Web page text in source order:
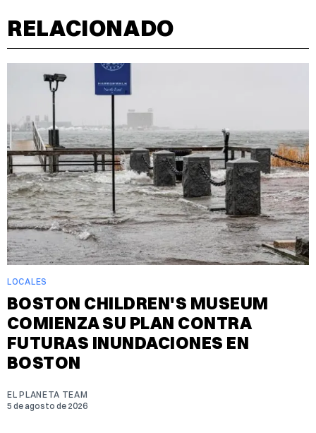
RELACIONADO
LOCALES
BOSTON CHILDREN'S MUSEUM
COMIENZA SU PLAN CONTRA
FUTURAS INUNDACIONES EN
BOSTON
EL PLANETA TEAM
5 de agosto de 2026